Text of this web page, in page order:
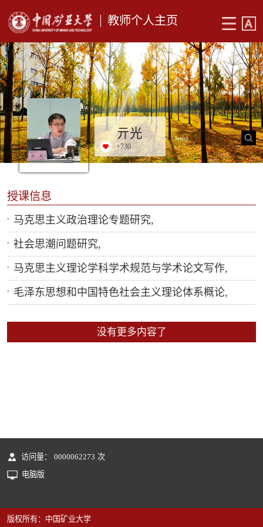
教师个人主页
亓光
+730
授课信息
马克思主义政治理论专题研究,
社会思潮问题研究,
马克思主义理论学科学术规范与学术论文写作,
毛泽东思想和中国特色社会主义理论体系概论,
没有更多内容了
访问量： 0000062273 次
电脑版
版权所有：中国矿业大学